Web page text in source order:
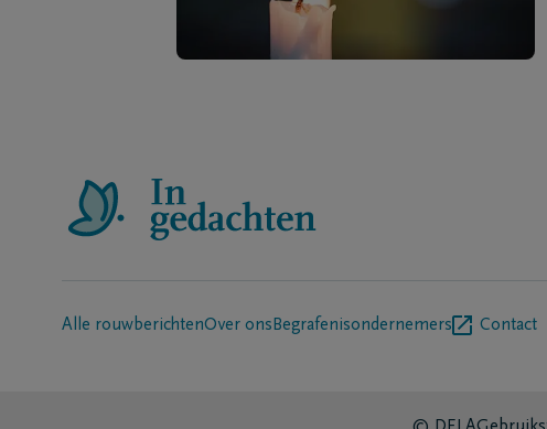
Alle rouwberichtenOver ons Begrafenisondernemers Contact